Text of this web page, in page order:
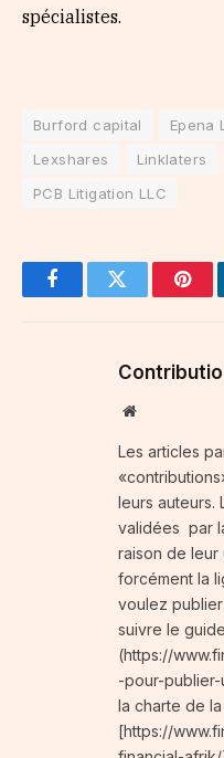
spécialistes.
Burford capital Epena
Lexshares
Linklaters
PCB Litigation LLC
FacebookTwitter
Website
Les articles
leurs auteurs.
validées par
raison de leur
forcément la
voulez publier
suivre le
(https://
-pour-
la charte de
[https://